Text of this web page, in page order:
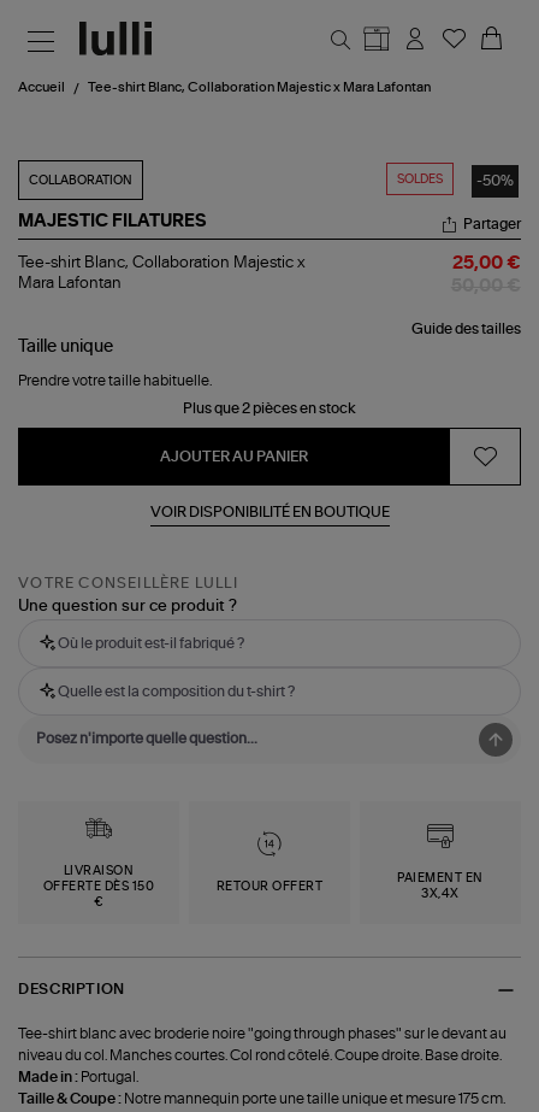
Accueil Tee-shirt Blanc, Collaboration Majestic x Mara Lafontan
SOLDES -50%
COLLABORATION
MAJESTIC FILATURES
Tee-
shirt
Majestic
x
Mara
Partager
Tee-shirt Blanc, Collaboration Majestic x
Mara Lafontan
25,00 €
Guide des tailles
Taille unique
Prendre votre taille habituelle.
Plus que 2 pièces en stock
AJOUTER AU PANIER
VOIR DISPONIBILITÉ EN BOUTIQUE
VOTRE CONSEILLÈRE LULLI
Une question sur ce produit ?
Où le produit est-il fabriqué ?
Quelle est la composition du t-shirt ?
LIVRAISON
OFFERTE DÈS 150
€
RETOUR OFFERT
PAIEMENT EN
3X,4X
DESCRIPTION
Tee-shirt blanc avec broderie noire "going through phases" sur le devant au
niveau du col. Manches courtes. Col rond côtelé. Coupe droite. Base droite.
Made in : Portugal.
Taille & Coupe : Notre mannequin porte une taille unique et mesure 175 cm.